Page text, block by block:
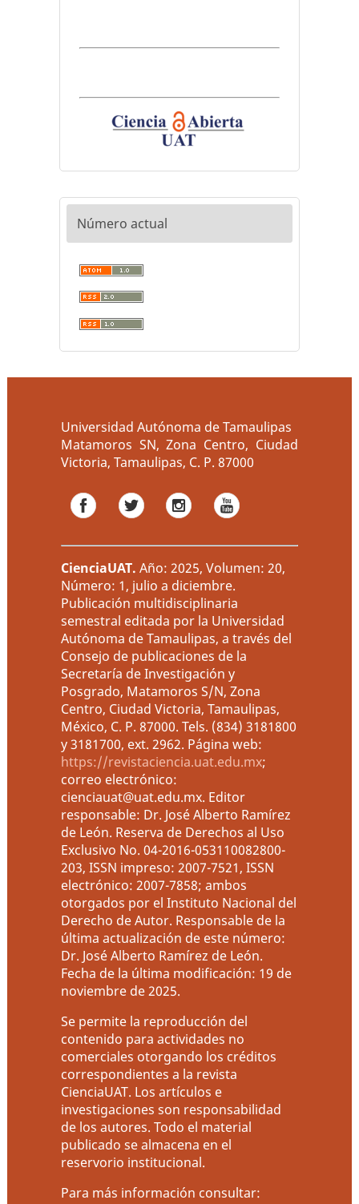
Número actual
Universidad Autónoma de Tamaulipas
Matamoros SN, Zona Centro, Ciudad
Victoria, Tamaulipas, C. P. 87000
CienciaUAT. Año: 2025, Volumen: 20,
Número: 1, julio a diciembre.
Publicación multidisciplinaria
semestral editada por la Universidad
Autónoma de Tamaulipas, a través del
Consejo de publicaciones de la
Secretaría de Investigación y
Posgrado, Matamoros S/N, Zona
Centro, Ciudad Victoria, Tamaulipas,
México, C. P. 87000. Tels. (834) 3181800
y 3181700, ext. 2962. Página web:
https://revistaciencia.uat.edu.mx;
correo electrónico:
cienciauat@uat.edu.mx. Editor
responsable: Dr. José Alberto Ramírez
de León. Reserva de Derechos al Uso
Exclusivo No. 04-2016-053110082800-
203, ISSN impreso: 2007-7521, ISSN
electrónico: 2007-7858; ambos
otorgados por el Instituto Nacional del
Derecho de Autor. Responsable de la
última actualización de este número:
Dr. José Alberto Ramírez de León.
Fecha de la última modificación: 19 de
noviembre de 2025.
Se permite la reproducción del
contenido para actividades no
comerciales otorgando los créditos
correspondientes a la revista
CienciaUAT. Los artículos e
investigaciones son responsabilidad
de los autores. Todo el material
publicado se almacena en el
reservorio institucional.
Para más información consultar: